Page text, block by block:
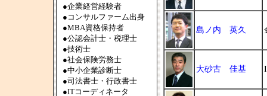
●企業経営経験者
● コンサルファーム出身
●MBA資格保持者
●公認会計士・税理士
●技術士
●社会保険労務士
●中小企業診断士
●司法書士・行政書士
●ITコーディネータ
島ノ内 英久
大砂古 佳基